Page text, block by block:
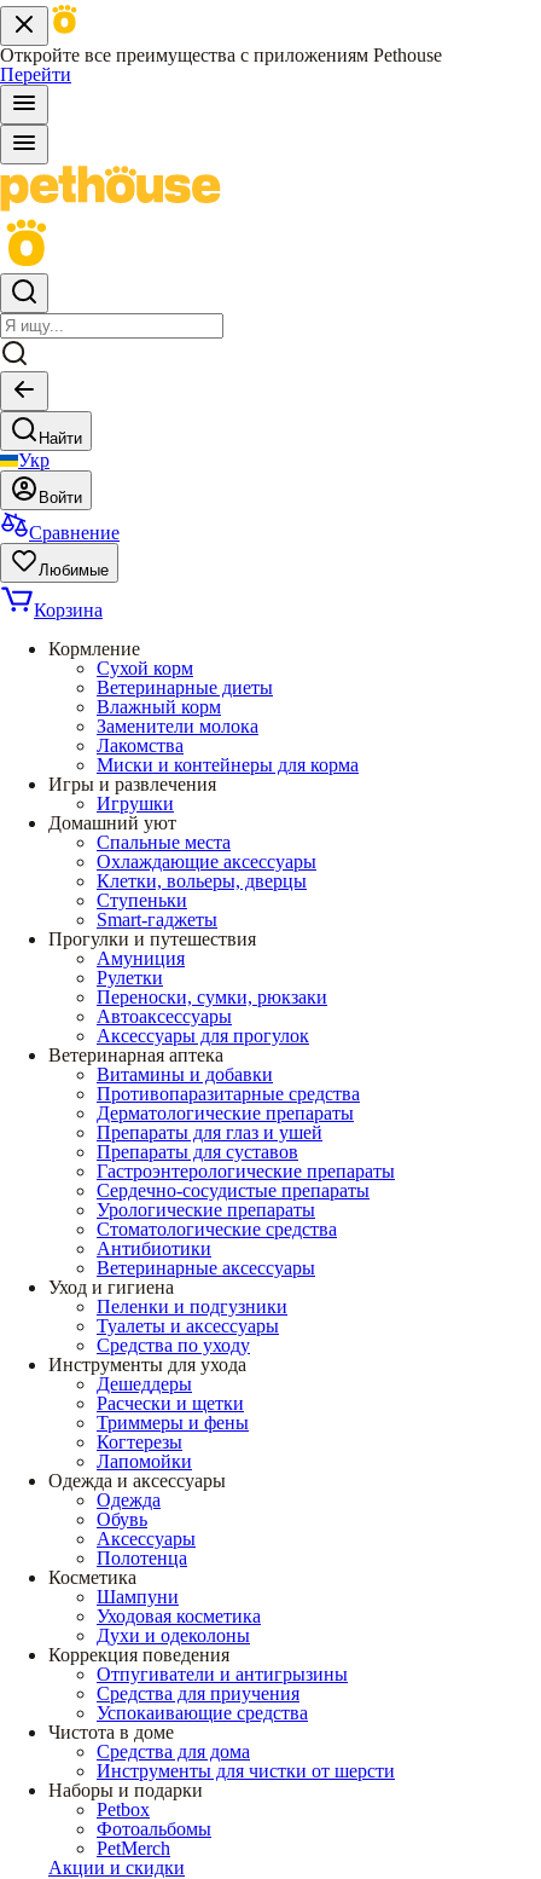
Откройте все преимущества с приложениям Pethouse
Перейти
Найти
Укр
Войти
Сравнение
Любимые
Корзина
Кормление
Сухой корм
Ветеринарные диеты
Влажный корм
Заменители молока
Лакомства
Миски и контейнеры для корма
Игры и развлечения
Игрушки
Домашний уют
Спальные места
Охлаждающие аксессуары
Клетки, вольеры, дверцы
Ступеньки
Smart-гаджеты
Прогулки и путешествия
Амуниция
Рулетки
Переноски, сумки, рюкзаки
Автоаксессуары
Аксессуары для прогулок
Ветеринарная аптека
Витамины и добавки
Противопаразитарные средства
Дерматологические препараты
Препараты для глаз и ушей
Препараты для суставов
Гастроэнтерологические препараты
Сердечно-сосудистые препараты
Урологические препараты
Стоматологические средства
Антибиотики
Ветеринарные аксессуары
Уход и гигиена
Пеленки и подгузники
Туалеты и аксессуары
Средства по уходу
Инструменты для ухода
Дешеддеры
Расчески и щетки
Триммеры и фены
Когтерезы
Лапомойки
Одежда и аксессуары
Одежда
Обувь
Аксессуары
Полотенца
Косметика
Шампуни
Уходовая косметика
Духи и одеколоны
Коррекция поведения
Отпугиватели и антигрызины
Средства для приучения
Успокаивающие средства
Чистота в доме
Средства для дома
Инструменты для чистки от шерсти
Наборы и подарки
Petbox
Фотоальбомы
PetMerch
Акции и скидки